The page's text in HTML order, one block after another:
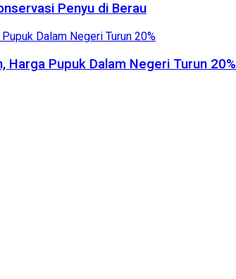
Penyu di Berau
Pupuk Dalam Negeri Turun 20%